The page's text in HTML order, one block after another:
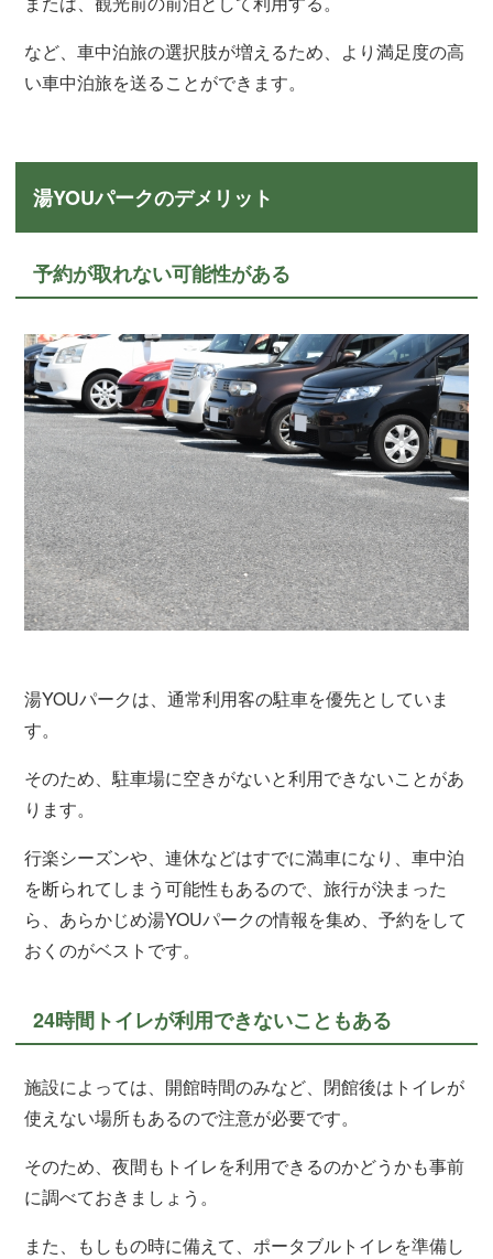
など、車中泊旅の選択肢が増えるため、より満足度の高
い車中泊旅を送ることができます。
湯YOUパークのデメリット
予約が取れない可能性がある
湯YOUパークは、通常利用客の駐車を優先としていま
す。
そのため、駐車場に空きがないと利用できないことがあ
ります。
行楽シーズンや、連休などはすでに満車になり、車中泊
を断られてしまう可能性もあるので、旅行が決まった
ら、あらかじめ湯YOUパークの情報を集め、予約をして
おくのがベストです。
24時間トイレが利用できないこともある
施設によっては、開館時間のみなど、閉館後はトイレが
使えない場所もあるので注意が必要です。
そのため、夜間もトイレを利用できるのかどうかも事前
に調べておきましょう。
また、もしもの時に備えて、ポータブルトイレを準備し